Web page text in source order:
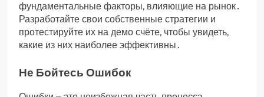
фундаментальные факторы, влияющие на рынок․
Разработайте свои собственные стратегии и
протестируйте их на демо счёте, чтобы увидеть,
какие из них наиболее эффективны․
Не Бойтесь Ошибок